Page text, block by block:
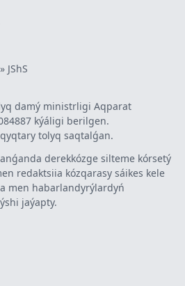
JShS
damý ministrligi Aqparat
kýáligi berilgen.
tolyq saqtalǵan.
derekkózge silteme kórsetý
redaktsiia kózqarasy sáikes kele
men habarlandyrýlardyń
jaýapty.